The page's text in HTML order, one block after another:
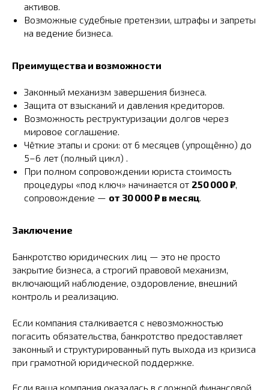
активов.
Возможные судебные претензии, штрафы и запреты
на ведение бизнеса.
Преимущества и возможности
Законный механизм завершения бизнеса.
Защита от взысканий и давления кредиторов.
Возможность реструктуризации долгов через
мировое соглашение.
Чёткие этапы и сроки: от 6 месяцев (упрощённо) до
5–6 лет (полный цикл) .
При полном сопровождении юриста стоимость
процедуры «под ключ» начинается от 250 000 ₽,
сопровождение — от 30 000 ₽ в месяц.
Заключение
Банкротство юридических лиц — это не просто
закрытие бизнеса, а строгий правовой механизм,
включающий наблюдение, оздоровление, внешний
контроль и реализацию.
Если компания сталкивается с невозможностью
погасить обязательства, банкротство предоставляет
законный и структурированный путь выхода из кризиса
при грамотной юридической поддержке.
Если ваша компания оказалась в сложной финансовой